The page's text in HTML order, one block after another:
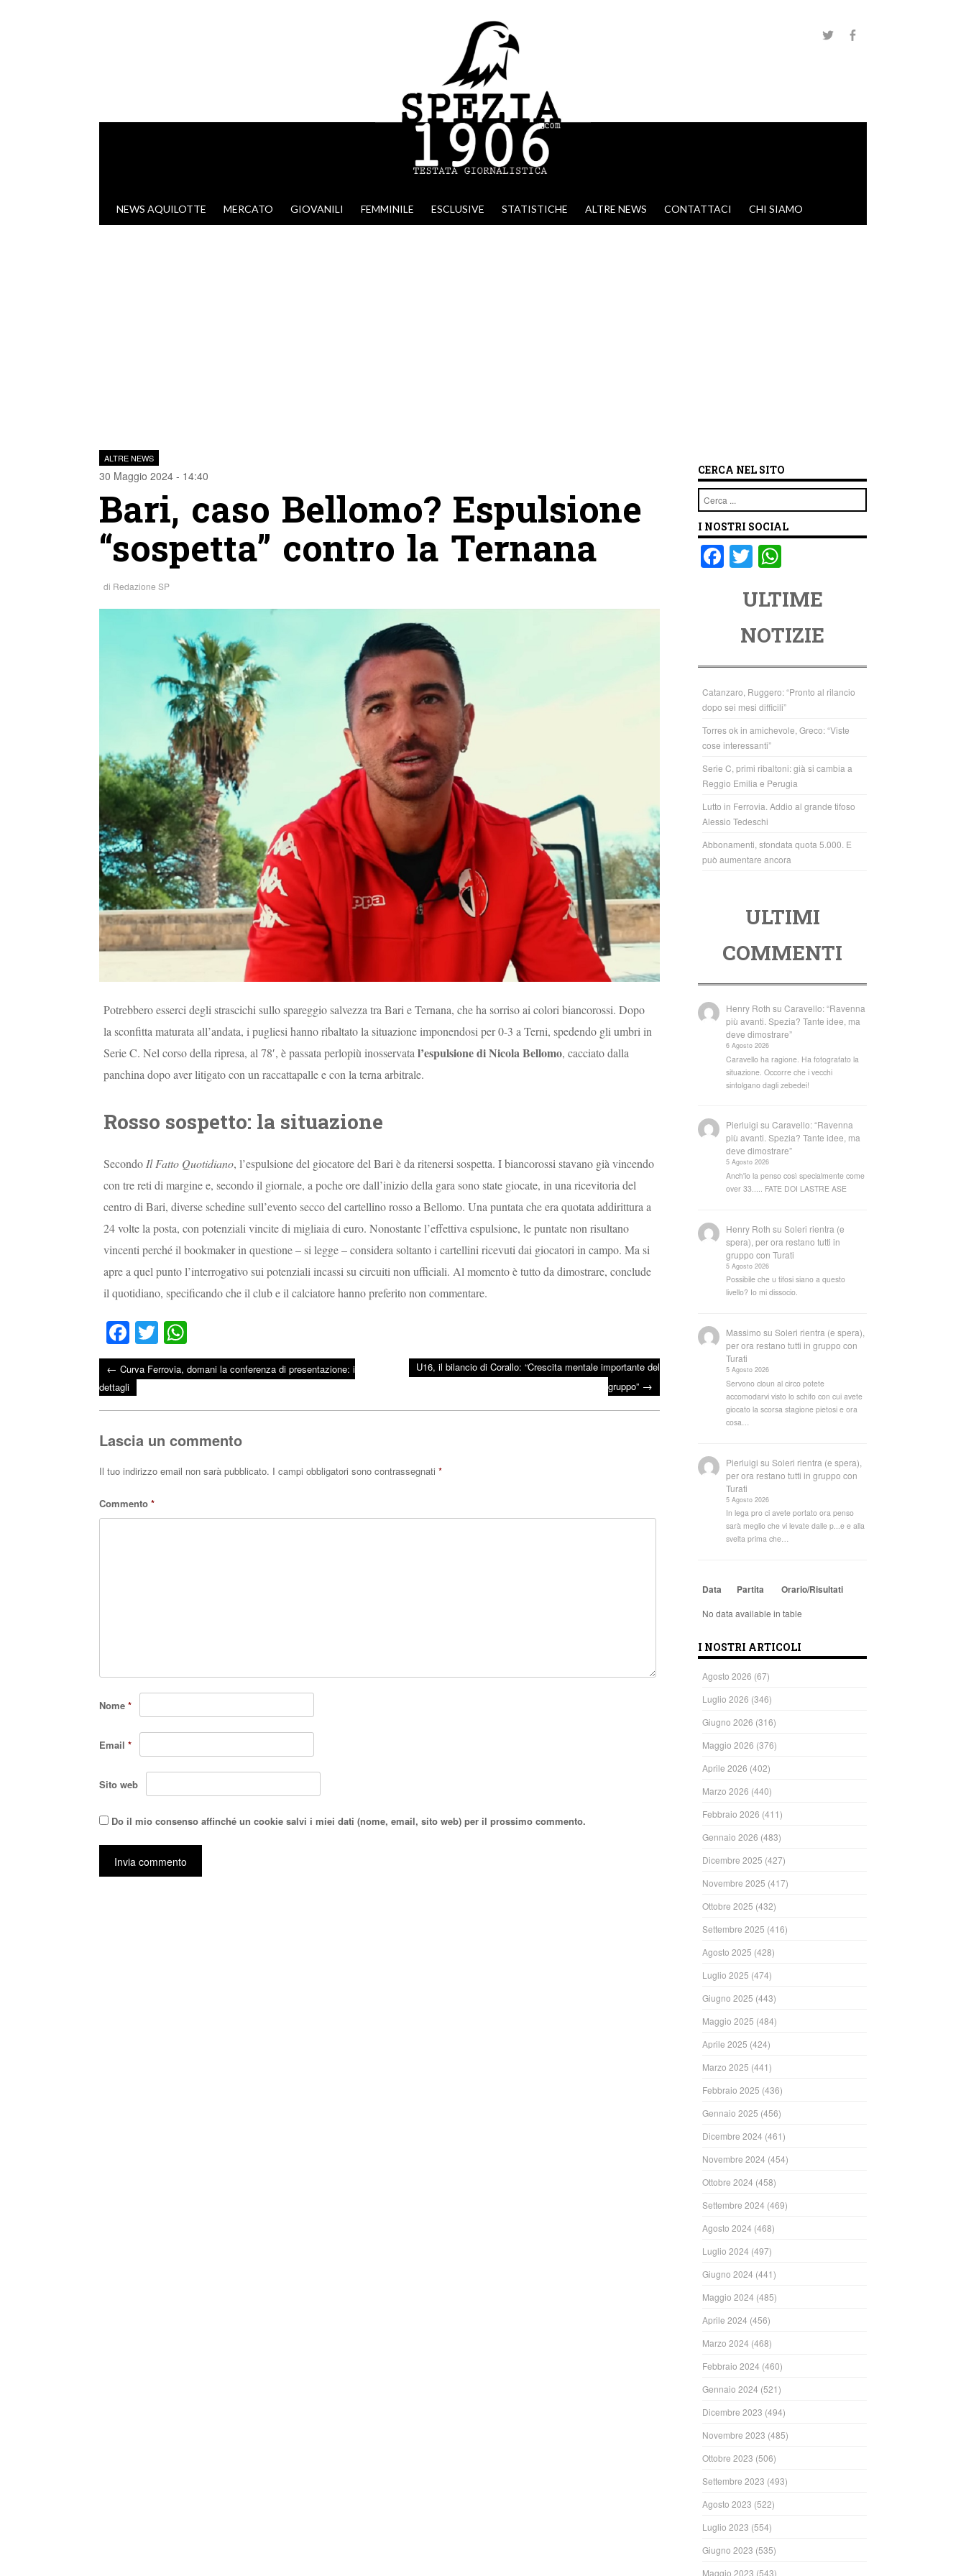
VAI AL CONTENUTO
NEWS AQUILOTTE MERCATO GIOVANILI FEMMINILE ESCLUSIVE STATISTICHE ALTRE NEWS CONTATTACI CHI SIAMO
ALTRE NEWS
30 Maggio 2024 - 14:40
Bari, caso Bellomo? Espulsione
“sospetta” contro la Ternana
di Redazione SP
Potrebbero esserci degli strascichi sullo spareggio salvezza tra Bari e Ternana, che ha sorriso ai colori biancorossi. Dopo
la sconfitta maturata all’andata, i pugliesi hanno ribaltato la situazione imponendosi per 0-3 a Terni, spedendo gli umbri in
Serie C. Nel corso della ripresa, al 78′, è passata perlopiù inosservata l’espulsione di Nicola Bellomo, cacciato dalla
panchina dopo aver litigato con un raccattapalle e con la terna arbitrale.
Rosso sospetto: la situazione
Secondo Il Fatto Quotidiano, l’espulsione del giocatore del Bari è da ritenersi sospetta. I biancorossi stavano già vincendo
con tre reti di margine e, secondo il giornale, a poche ore dall’inizio della gara sono state giocate, in una ricevitoria del
centro di Bari, diverse schedine sull’evento secco del cartellino rosso a Bellomo. Una puntata che era quotata addirittura a
24 volte la posta, con potenziali vincite di migliaia di euro. Nonostante l’effettiva espulsione, le puntate non risultano
vincenti perché il bookmaker in questione – si legge – considera soltanto i cartellini ricevuti dai giocatori in campo. Ma si
apre a quel punto l’interrogativo sui potenziali incassi su circuiti non ufficiali. Al momento è tutto da dimostrare, conclude
il quotidiano, specificando che il club e il calciatore hanno preferito non commentare.
Fa
ce
bo
ok
T
wi
tte
ha
ts
Post navigation
← Curva Ferrovia, domani la conferenza di presentazione: i
dettagli
U16, il bilancio di Corallo: “Crescita mentale importante del
gruppo” →
Lascia un commento
Il tuo indirizzo email non sarà pubblicato. I campi obbligatori sono contrassegnati *
Commento *
Nome *
Email *
Sito web
Do il mio consenso affinché un cookie salvi i miei dati (nome, email, sito web) per il prossimo commento.
CERCA NEL SITO
Cerca
I NOSTRI SOCIAL
F
o
o
k
T
tt
er
at
s
A
p
p
ULTIME
NOTIZIE
Catanzaro, Ruggero: “Pronto al rilancio
dopo sei mesi difficili”
Torres ok in amichevole, Greco: “Viste
cose interessanti”
Serie C, primi ribaltoni: già si cambia a
Reggio Emilia e Perugia
Lutto in Ferrovia. Addio al grande tifoso
Alessio Tedeschi
Abbonamenti, sfondata quota 5.000. E
può aumentare ancora
ULTIMI
COMMENTI
Henry Roth suCaravello: “Ravenna
più avanti. Spezia? Tante idee, ma
deve dimostrare”
6 Agosto 2026
Caravello ha ragione. Ha fotografato la
situazione. Occorre che i vecchi
sintolgano dagli zebedei!
Pierluigi suCaravello: “Ravenna
più avanti. Spezia? Tante idee, ma
deve dimostrare”
5 Agosto 2026
Anch'io la penso così specialmente come
over 33..... FATE DOI LASTRE ASE
Henry Roth suSoleri rientra (e
spera), per ora restano tutti in
gruppo con Turati
5 Agosto 2026
Possibile che u tifosi siano a questo
livello? Io mi dissocio.
Massimo suSoleri rientra (e spera),
per ora restano tutti in gruppo con
Turati
5 Agosto 2026
Servono cloun al circo potete
accomodarvi visto lo schifo con cui avete
giocato la scorsa stagione pietosi e ora
cosa…
Pierluigi suSoleri rientra (e spera),
per ora restano tutti in gruppo con
Turati
5 Agosto 2026
In lega pro ci avete portato ora penso
sarà meglio che vi levate dalle p...e e alla
svelta prima che…
Data Partita Orario/Risultati
No data available in table
I NOSTRI ARTICOLI
Agosto 2026 (67)
Luglio 2026 (346)
Giugno 2026 (316)
Maggio 2026 (376)
Aprile 2026 (402)
Marzo 2026 (440)
Febbraio 2026 (411)
Gennaio 2026 (483)
Dicembre 2025 (427)
Novembre 2025 (417)
Ottobre 2025 (432)
Settembre 2025 (416)
Agosto 2025 (428)
Luglio 2025 (474)
Giugno 2025 (443)
Maggio 2025 (484)
Aprile 2025 (424)
Marzo 2025 (441)
Febbraio 2025 (436)
Gennaio 2025 (456)
Dicembre 2024 (461)
Novembre 2024 (454)
Ottobre 2024 (458)
Settembre 2024 (469)
Agosto 2024 (468)
Luglio 2024 (497)
Giugno 2024 (441)
Maggio 2024 (485)
Aprile 2024 (456)
Marzo 2024 (468)
Febbraio 2024 (460)
Gennaio 2024 (521)
Dicembre 2023 (494)
Novembre 2023 (485)
Ottobre 2023 (506)
Settembre 2023 (493)
Agosto 2023 (522)
Luglio 2023 (554)
Giugno 2023 (535)
Maggio 2023 (543)